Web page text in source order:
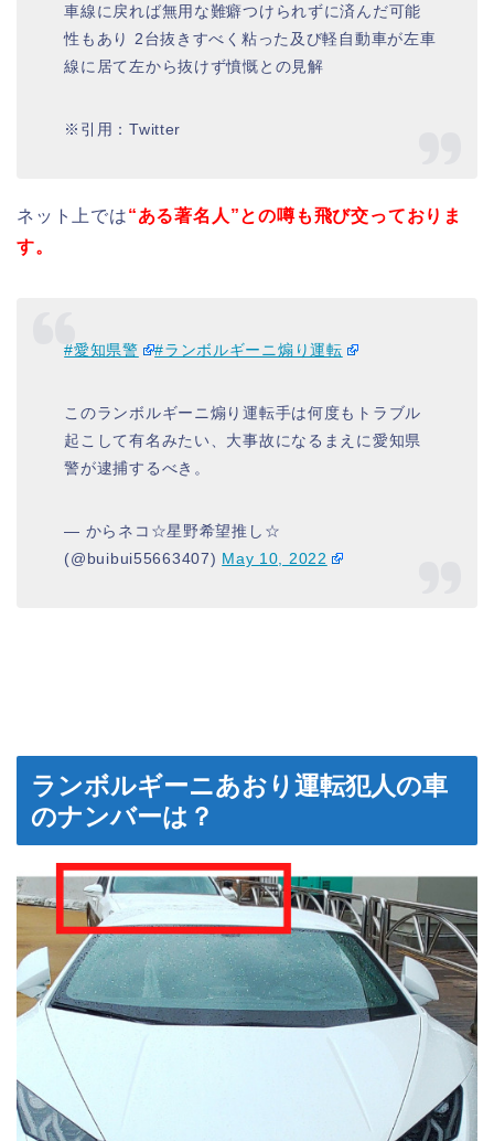
車線に戻れば無用な難癖つけられずに済んだ可能
性もあり 2台抜きすべく粘った及び軽自動車が左車
線に居て左から抜けず憤慨との見解
※引用：Twitter
ネット上では“ある著名人”との噂も飛び交っておりま
す。
#愛知県警 #ランボルギーニ煽り運転
このランボルギーニ煽り運転手は何度もトラブル
起こして有名みたい、大事故になるまえに愛知県
警が逮捕するべき。
— からネコ☆星野希望推し☆
(@buibui55663407) May 10, 2022
ランボルギーニあおり運転犯人の車
のナンバーは？